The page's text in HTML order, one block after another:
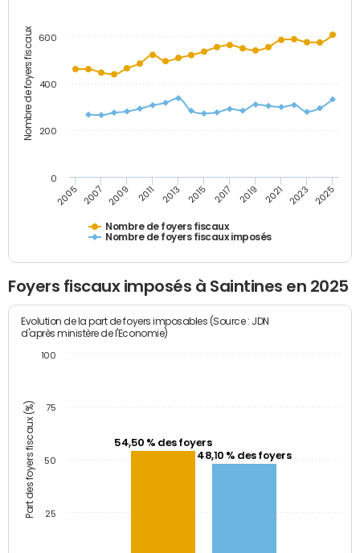
Nombre de foyers fiscaux
Nombre de foyers fiscaux
Nombre de foyers fiscaux imposés
2005 2007 2009 2011 2013 2015 2017 2019 2021 2023 2025
0
200
400
600
Foyers fiscaux imposés à Saintines en 2025
Part des foyers fiscaux (%)
Evolution de la part de foyers imposables (Source : JDN
d'après ministère de l'Economie)
54,50 % des foyers
48,10 % des foyers
25
50
75
100